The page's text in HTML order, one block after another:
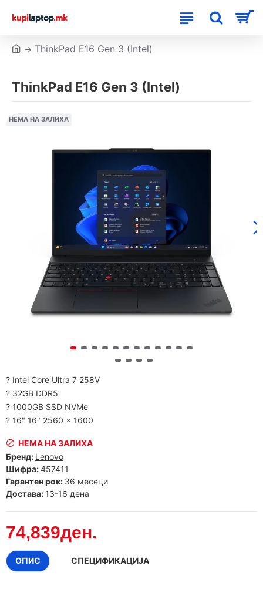
ThinkPad E16 Gen 3 (Intel)
ThinkPad E16 Gen 3 (Intel)
НЕМА НА ЗАЛИХА
? Intel Core Ultra 7 258V
? 32GB DDR5
? 1000GB SSD NVMe
? 16" 16" 2560 x 1600
74,839ден.
НЕМА НА ЗАЛИХА
Бренд: Lenovo
Шифра:457411
Гарантен рок: 36 месеци
Достава: 13-16 дена
ОПИС СПЕЦИФИКАЦИЈА